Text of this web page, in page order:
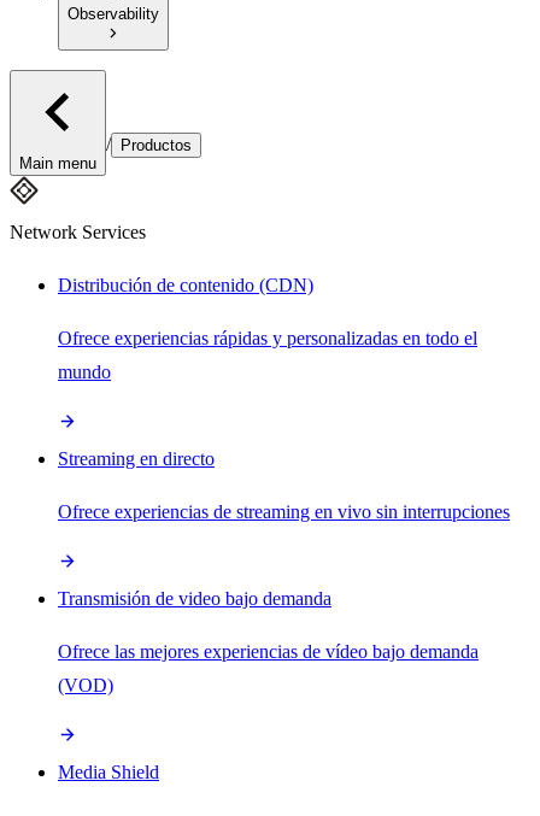
Observability
Main menu
/ Productos
Network Services
Distribución de contenido (CDN)
Ofrece experiencias rápidas y personalizadas en todo el
mundo
Streaming en directo
Ofrece experiencias de streaming en vivo sin interrupciones
Transmisión de video bajo demanda
Ofrece las mejores experiencias de vídeo bajo demanda
(VOD)
Media Shield